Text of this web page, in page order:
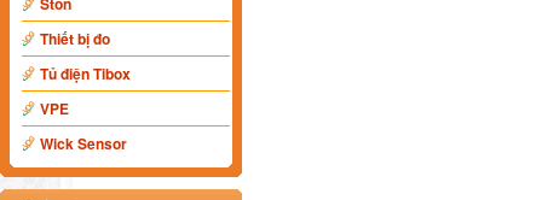
Thiết bị đo
Tủ điện Tibox
VPE
Wick Sensor